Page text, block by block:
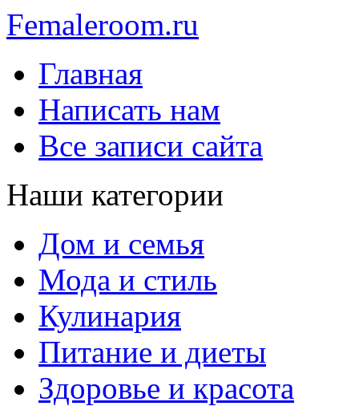
Femaleroom.ru
Главная
Написать нам
Все записи сайта
Наши категории
Дом и семья
Мода и стиль
Кулинария
Питание и диеты
Здоровье и красота